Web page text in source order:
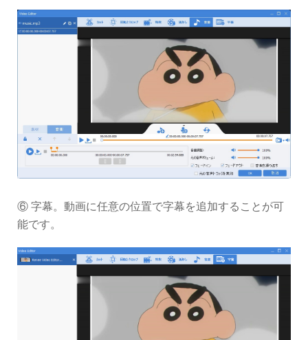
⑥ 字幕。動画に任意の位置で字幕を追加することが可
能です。